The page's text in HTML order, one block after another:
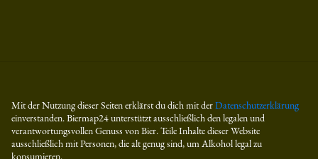
Mit der Nutzung dieser Seiten erklärst du dich mit derDatenschutzerklärung
einverstanden. Biermap24 unterstützt ausschließlich den legalen und
verantwortungsvollen Genuss von Bier. Teile Inhalte dieser Website
ausschließlich mit Personen, die alt genug sind, um Alkohol legal zu
konsumieren.